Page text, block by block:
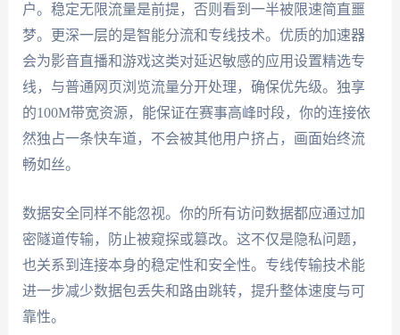
户。稳定无限流量是前提，否则看到一半被限速简直噩
梦。更深一层的是智能分流和专线技术。优质的加速器
会为影音直播和游戏这类对延迟敏感的应用设置精选专
线，与普通网页浏览流量分开处理，确保优先级。独享
的100M带宽资源，能保证在赛事高峰时段，你的连接依
然独占一条快车道，不会被其他用户挤占，画面始终流
畅如丝。
数据安全同样不能忽视。你的所有访问数据都应通过加
密隧道传输，防止被窥探或篡改。这不仅是隐私问题，
也关系到连接本身的稳定性和安全性。专线传输技术能
进一步减少数据包丢失和路由跳转，提升整体速度与可
靠性。